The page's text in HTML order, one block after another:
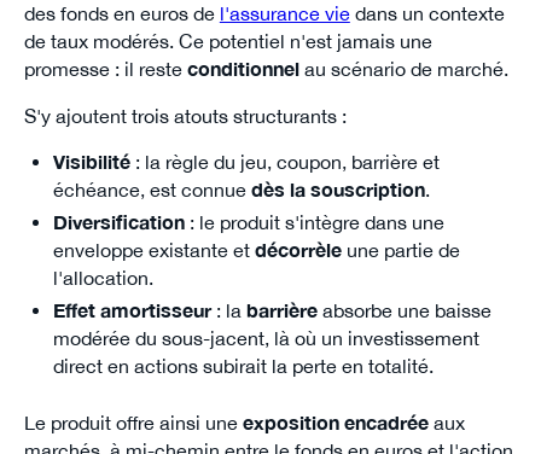
des fonds en euros de l'assurance viedans un contexte
de taux modérés. Ce potentiel n'est jamais une
promesse : il reste conditionnelau scénario de marché.
S'y ajoutent trois atouts structurants :
Visibilité: la règle du jeu, coupon, barrière et
échéance, est connue dès la souscription.
Diversification: le produit s'intègre dans une
enveloppe existante et décorrèleune partie de
l'allocation.
Effet amortisseur: la barrièreabsorbe une baisse
modérée du sous-jacent, là où un investissement
direct en actions subirait la perte en totalité.
Le produit offre ainsi une exposition encadréeaux